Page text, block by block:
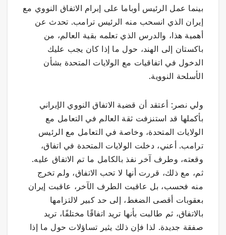
بينما عمل الرئيس أوباما على إبرام الاتفاق النووي مع
إيران الذي انسحب منه الرئيس ترامب. تحدث عن
أهمية هذا، والدرس الذي تعلمه بقية العالم، من
باكستان إلى الهند، حول ما إذا كان يجب عليك
الدخول في اتفاقيات مع الولايات المتحدة بشأن
الأسلحة النووية.
ولي نصر: أعتقد أن قضية الاتفاق النووي الإيراني
بأكملها قد استنزفت ثقة العالم في التعامل مع
الولايات المتحدة، وخاصة في التعامل مع الرئيس
ترامب. أعني، دخلت الولايات المتحدة في اتفاق،
وقعته، وطرف آخر نفذ بالكامل ما تم الاتفاق عليه.
ثم، مع ذلك، قررت أنها لا تحب الاتفاق، ولم تخرج
منه فحسب، بل عاقبت الطرف الآخر، عاقبت إيران
بعقوبات أقصى الضغط، إلى حد كبير لالتزامها
بالاتفاق، ثم طالبت بأنها تريد اتفاقًا مختلفًا، تريد
صفقة جديدة. لذا فإن ذلك يثير تساؤلات حول ما إذا